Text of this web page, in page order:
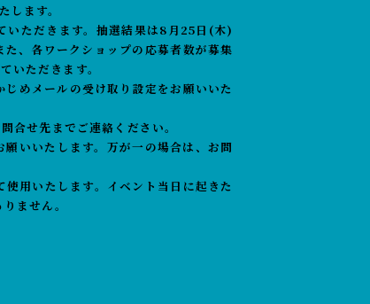
します。
ただきます。抽選結果は8月25日(木)
、各ワークショップの応募者数が募集
いただきます。
めメールの受け取り設定をお願いいた
せ先までご連絡ください。
いいたします。万が一の場合は、お問
用いたします。イベント当日に起きた
ません。